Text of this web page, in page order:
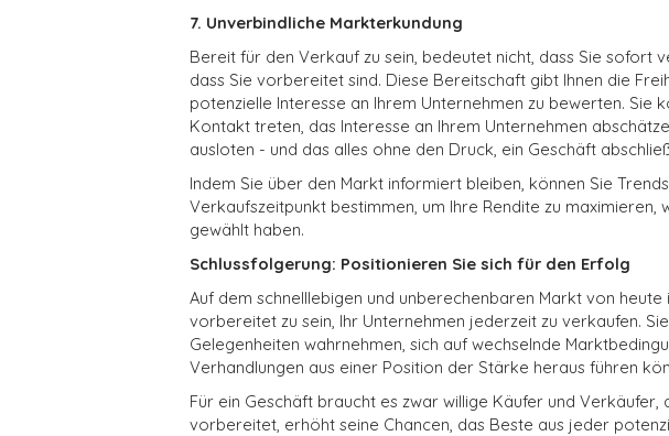
7. Unverbindliche Markterkundung
Bereit für den Verkauf zu sein, bedeutet nicht, dass Sie sofort
dass Sie vorbereitet sind. Diese Bereitschaft gibt Ihnen die
potenzielle Interesse an Ihrem Unternehmen zu bewerten. Sie
Kontakt treten, das Interesse an Ihrem Unternehmen
ausloten - und das alles ohne den Druck, ein Geschäft
Indem Sie über den Markt informiert bleiben, können Sie
Verkaufszeitpunkt bestimmen, um Ihre Rendite zu maximieren,
gewählt haben.
Schlussfolgerung: Positionieren Sie sich für den Erfolg
Auf dem schnelllebigen und unberechenbaren Markt von
vorbereitet zu sein, Ihr Unternehmen jederzeit zu verkaufen.
Gelegenheiten wahrnehmen, sich auf wechselnde
Verhandlungen aus einer Position der Stärke heraus führen
Für ein Geschäft braucht es zwar willige Käufer und
vorbereitet, erhöht seine Chancen, das Beste aus jeder